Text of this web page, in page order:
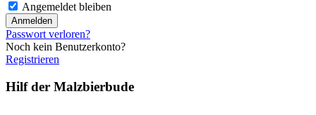
Angemeldet bleiben
Passwort verloren?
Noch kein Benutzerkonto?
Registrieren
Hilf der Malzbierbude